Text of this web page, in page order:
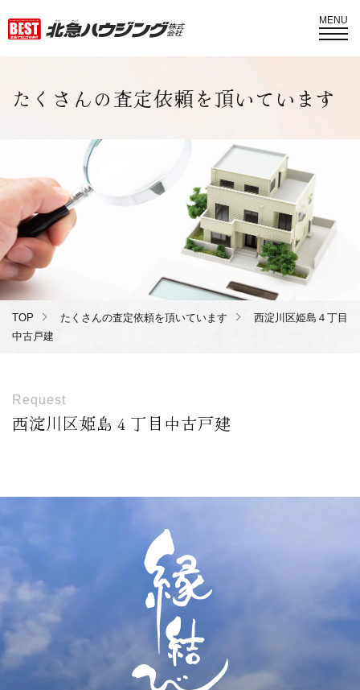
MENU
たくさんの査定依頼を頂いています
TOP たくさんの査定依頼を頂いています
西淀川区姫島４丁目
中古戸建
Request
西淀川区姫島４丁目中古戸建